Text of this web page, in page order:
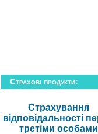
Страхові продукти:
Страхування
відповідальності
третіми особами